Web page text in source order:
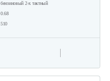
бензиновый 2-х тактный
0.68
510